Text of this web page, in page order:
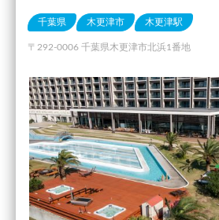
千葉県 木更津市 木更津駅
〒292-0006 千葉県木更津市北浜1番地